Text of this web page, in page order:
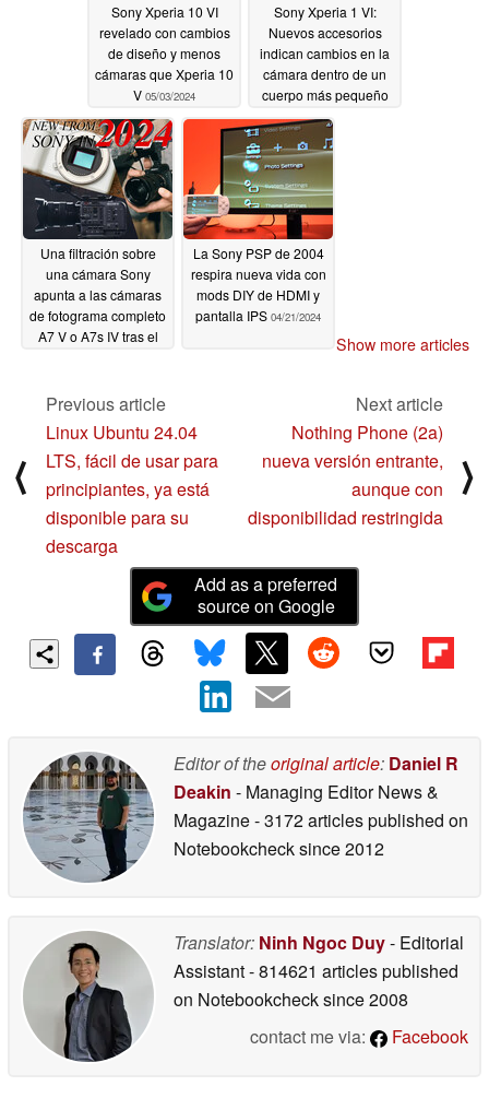
Sony Xperia 10 VI
revelado con cambios
de diseño y menos
cámaras que Xperia 10
V 05/03/2024
Sony Xperia 1 VI:
Nuevos accesorios
indican cambios en la
cámara dentro de un
cuerpo más pequeño
que el rumoreado
Xperia 10 VI
Una filtración sobre
una cámara Sony
apunta a las cámaras
de fotograma completo
A7 V o A7s IV tras el
04/26/2024
La Sony PSP de 2004
respira nueva vida con
mods DIY de HDMI y
pantalla IPS 04/21/2024
Show more articles
⟨
Previous article
Linux Ubuntu 24.04
LTS, fácil de usar para
principiantes, ya está
disponible para su
descarga
Next article
Nothing Phone (2a)
nueva versión entrante,
aunque con
disponibilidad restringida
⟩
Add as a preferred
source on Google
Editor of theoriginal article: Daniel R
Deakin - Managing Editor News &
Magazine- 3172 articles published on
Notebookchecksince 2012
Translator: Ninh Ngoc Duy- Editorial
Assistant- 814621 articles published
on Notebookchecksince 2008
contact me via:
Facebook